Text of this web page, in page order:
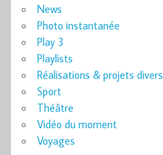
News
Photo instantanée
Play 3
Playlists
Réalisations & projets divers
Sport
Théâtre
Vidéo du moment
Voyages